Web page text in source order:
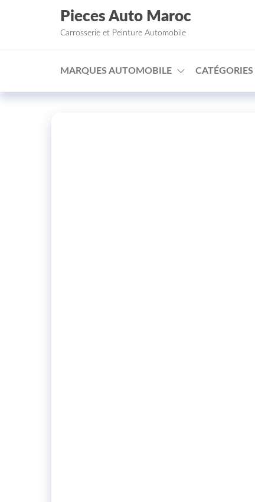
Aller au contenu
Pieces Auto Maroc
Carrosserie et Peinture Automobile
MARQUES AUTOMOBILE CATÉGORIES